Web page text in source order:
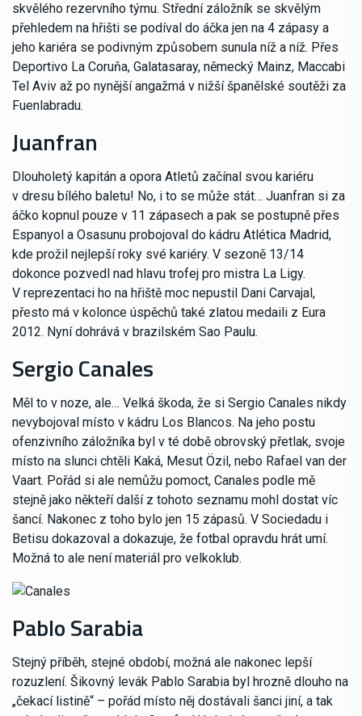
skvělého rezervního týmu. Střední záložník se skvělým
přehledem na hřišti se podíval do áčka jen na 4 zápasy a
jeho kariéra se podivným způsobem sunula níž a níž. Přes
Deportivo La Coruňa, Galatasaray, německý Mainz, Maccabi
Tel Aviv až po nynější angažmá v nižší španělské soutěži za
Fuenlabradu.
Juanfran
Dlouholetý kapitán a opora Atletů začínal svou kariéru
v dresu bílého baletu! No, i to se může stát… Juanfran si za
áčko kopnul pouze v 11 zápasech a pak se postupně přes
Espanyol a Osasunu probojoval do kádru Atlética Madrid,
kde prožil nejlepší roky své kariéry. V sezoně 13/14
dokonce pozvedl nad hlavu trofej pro mistra La Ligy.
V reprezentaci ho na hřiště moc nepustil Dani Carvajal,
přesto má v kolonce úspěchů také zlatou medaili z Eura
2012. Nyní dohrává v brazilském Sao Paulu.
Sergio Canales
Měl to v noze, ale… Velká škoda, že si Sergio Canales nikdy
nevybojoval místo v kádru Los Blancos. Na jeho postu
ofenzivního záložníka byl v té době obrovský přetlak, svoje
místo na slunci chtěli Kaká, Mesut Özil, nebo Rafael van der
Vaart. Pořád si ale nemůžu pomoct, Canales podle mě
stejně jako někteří další z tohoto seznamu mohl dostat víc
šancí. Nakonec z toho bylo jen 15 zápasů. V Sociedadu i
Betisu dokazoval a dokazuje, že fotbal opravdu hrát umí.
Možná to ale není materiál pro velkoklub.
Pablo Sarabia
Stejný příběh, stejné období, možná ale nakonec lepší
rozuzlení. Šikovný levák Pablo Sarabia byl hrozně dlouho na
„čekací listině“ – pořád místo něj dostávali šanci jiní, a tak